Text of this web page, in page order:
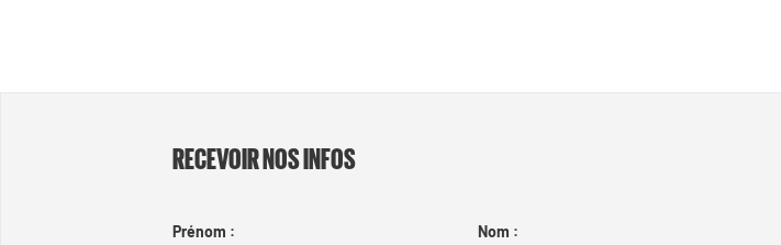
RECEVOIR NOS INFOS
Prénom : Nom :